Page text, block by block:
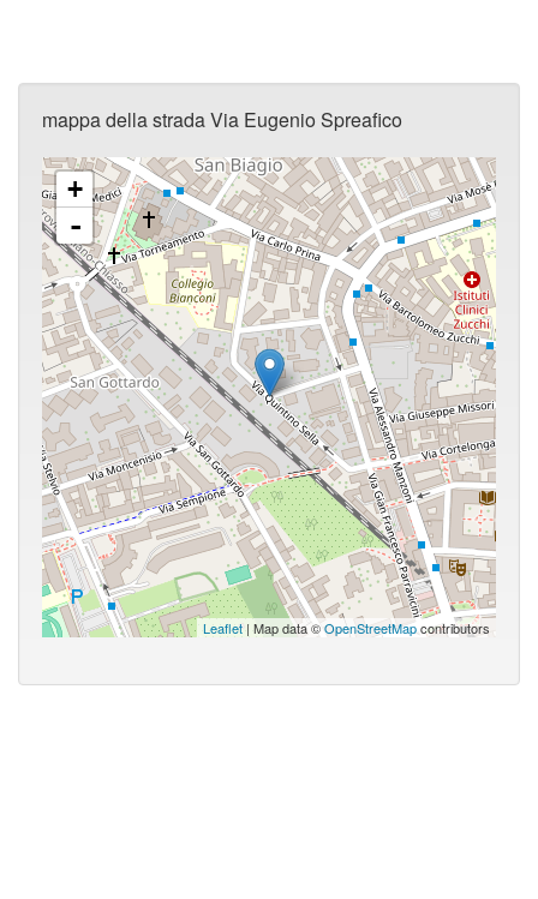
mappa della strada Via Eugenio Spreafico
+
-
Leaflet | Map data ©OpenStreetMapcontributors